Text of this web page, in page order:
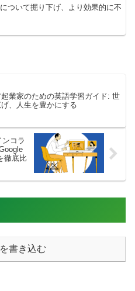
ついて掘り下げ、より効果的に不
業家のための英語学習ガイド: 世
、人生を豊かにする
コラ
徹底比
書き込む